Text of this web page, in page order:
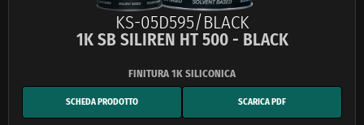
KS-05D595/BLACK
1K SB SILIREN HT 500 - BLACK
SCHEDA PRODOTTO SCARICA PDF